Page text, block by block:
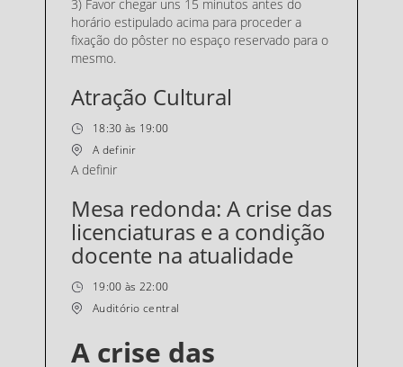
3) Favor chegar uns 15 minutos antes do
horário estipulado acima para proceder a
fixação do pôster no espaço reservado para o
mesmo.
Atração Cultural
18:30 às 19:00
A definir
A definir
Mesa redonda: A crise das
licenciaturas e a condição
docente na atualidade
19:00 às 22:00
Auditório central
A crise das